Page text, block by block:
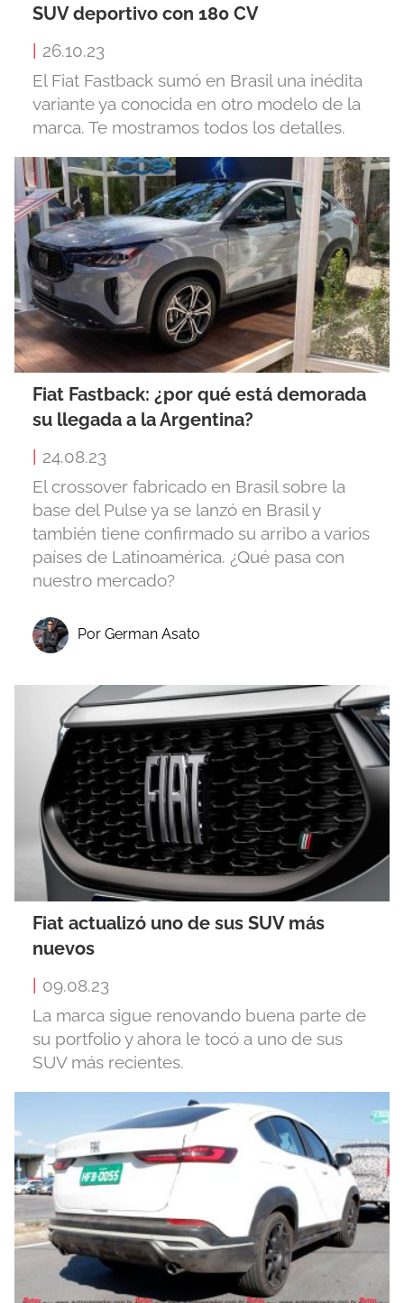
SUV deportivo con 180 CV
| 26.10.23
El Fiat Fastback sumó en Brasil una inédita
variante ya conocida en otro modelo de la
marca. Te mostramos todos los detalles.
Fiat Fastback: ¿por qué está demorada
su llegada a la Argentina?
24.08.23
El crossover fabricado en Brasil sobre la
base del Pulse ya se lanzó en Brasil y
también tiene confirmado su arribo a varios
países de Latinoamérica. ¿Qué pasa con
nuestro mercado?
Por German Asato
Fiat actualizó uno de sus SUV más
nuevos
09.08.23
La marca sigue renovando buena parte de
su portfolio y ahora le tocó a uno de sus
SUV más recientes.